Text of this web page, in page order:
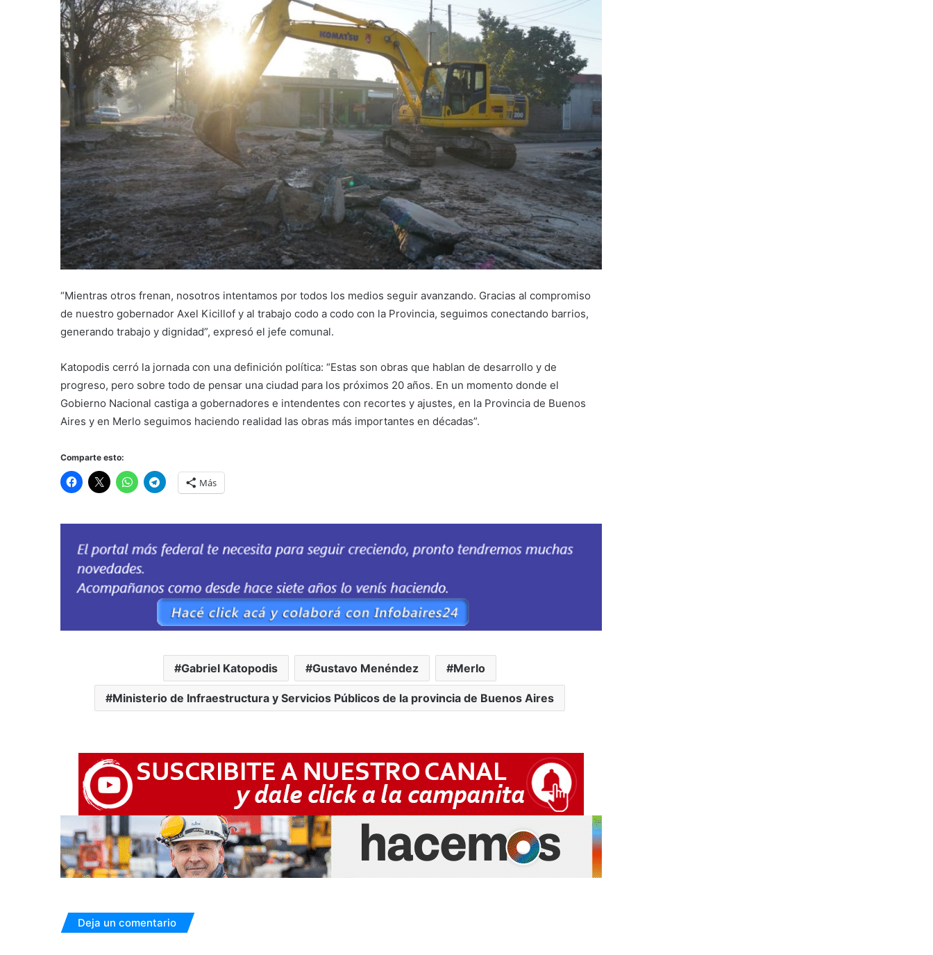
“Mientras otros frenan, nosotros intentamos por todos los medios seguir avanzando. Gracias al compromiso
de nuestro gobernador Axel Kicillof y al trabajo codo a codo con la Provincia, seguimos conectando barrios,
generando trabajo y dignidad”, expresó el jefe comunal.
Katopodis cerró la jornada con una definición política: “Estas son obras que hablan de desarrollo y de
progreso, pero sobre todo de pensar una ciudad para los próximos 20 años. En un momento donde el
Gobierno Nacional castiga a gobernadores e intendentes con recortes y ajustes, en la Provincia de Buenos
Aires y en Merlo seguimos haciendo realidad las obras más importantes en décadas”.
Comparte esto:
Más
Gabriel Katopodis Gustavo Menéndez Merlo
Ministerio de Infraestructura y Servicios Públicos de la provincia de Buenos Aires
Deja un comentario